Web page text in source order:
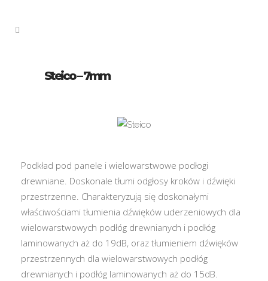
Steico – 7mm
Podkład pod panele i wielowarstwowe podłogi
drewniane. Doskonale tłumi odgłosy kroków i dźwięki
przestrzenne. Charakteryzują się doskonałymi
właściwościami tłumienia dźwięków uderzeniowych dla
wielowarstwowych podłóg drewnianych i podłóg
laminowanych aż do 19dB, oraz tłumieniem dźwięków
przestrzennych dla wielowarstwowych podłóg
drewnianych i podłóg laminowanych aż do 15dB.